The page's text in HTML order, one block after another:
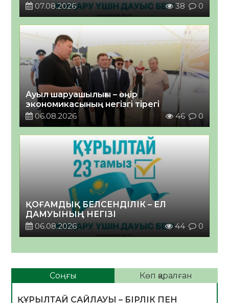
07.08.2026
38 0
Ауыл шаруашылығы – өңір
экономикасының негізгі тірегі
06.08.2026
46 0
ҚОҒАМДЫҚ БЕЛСЕНДІЛІК – ЕЛ
ДАМУЫНЫҢ НЕГІЗІ
06.08.2026
44 0
Соңғы Көп қаралған
ҚҰРЫЛТАЙ САЙЛАУЫ – БІРЛІК ПЕН